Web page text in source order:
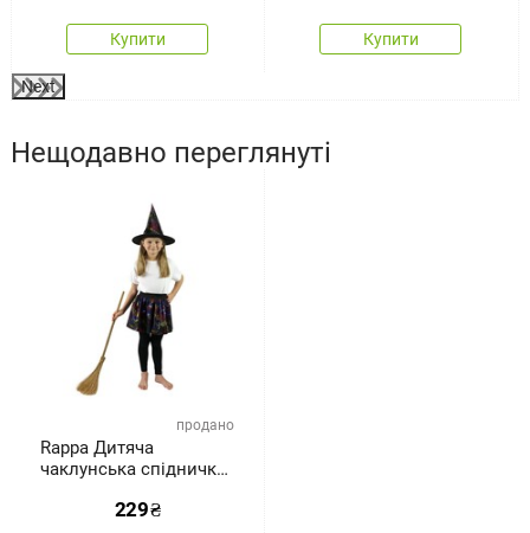
Купити Купити
Next
Нещодавно переглянуті
продано
Rappa Дитяча
чаклунська спідничка-
229₴